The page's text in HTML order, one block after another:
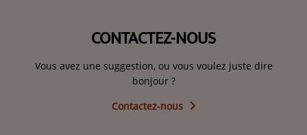
CONTACTEZ-NOUS
Vous avez une suggestion, ou vous voulez juste dire
bonjour ?
Contactez-nous